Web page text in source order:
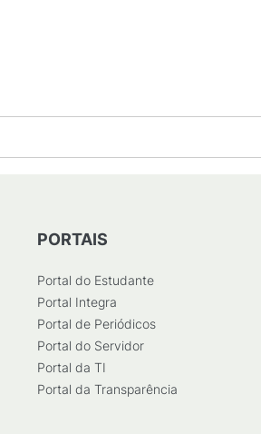
PORTAIS
Portal do Estudante
Portal Integra
Portal de Periódicos
Portal do Servidor
Portal da TI
Portal da Transparência